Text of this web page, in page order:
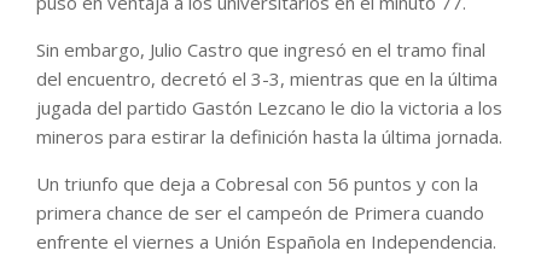
Sin embargo, Julio Castro que ingresó en el tramo final
del encuentro, decretó el 3-3, mientras que en la última
jugada del partido Gastón Lezcano le dio la victoria a los
mineros para estirar la definición hasta la última jornada.
Un triunfo que deja a Cobresal con 56 puntos y con la
primera chance de ser el campeón de Primera cuando
enfrente el viernes a Unión Española en Independencia.